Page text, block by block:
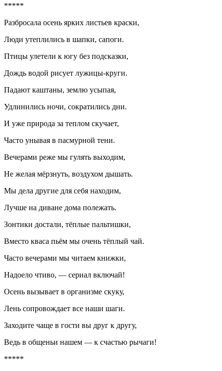
*****
Разбросала осень ярких листьев краски,
Люди утеплились в шапки, сапоги.
Птицы улетели к югу без подсказки,
Дождь водой рисует лужицы-круги.
Падают каштаны, землю усыпая,
Удлинились ночи, сократились дни.
И уже природа за теплом скучает,
Часто унывая в пасмурной тени.
Вечерами реже мы гулять выходим,
Не желая мёрзнуть, воздухом дышать.
Мы дела другие для себя находим,
Лучше на диване дома полежать.
Зонтики достали, тёплые пальтишки,
Вместо кваса пьём мы очень тёплый чай.
Часто вечерами мы читаем книжки,
Надоело чтиво, — сериал включай!
Осень вызывает в организме скуку,
Лень сопровождает все наши шаги.
Заходите чаще в гости вы друг к другу,
Ведь в общеньи нашем — к счастью рычаги!
*****